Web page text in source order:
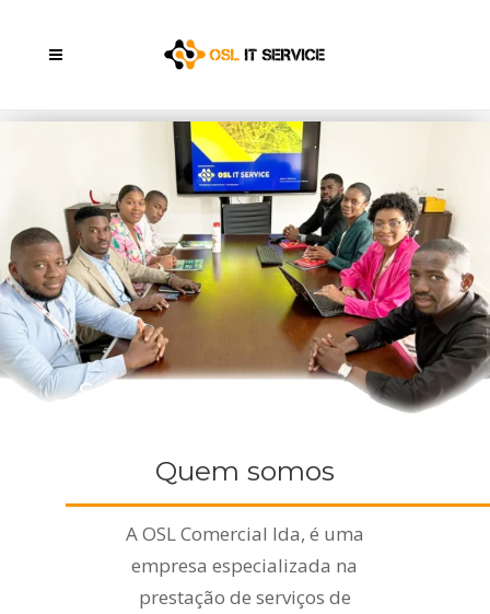
Sobre
Quem somos
A OSL Comercial lda, é uma
empresa especializada na
prestação de serviços de